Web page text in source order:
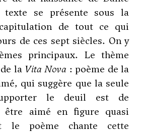
se présente sous la
de tout ce qui
de ces sept siècles. On y
principaux. Le thème
la Vita Nova : poème de la
qui suggère que la seule
le deuil est de
être aimé en figure quasi
le poème chante cette